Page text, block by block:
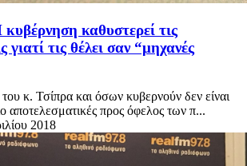
καθυστερεί τις
γιατί τις θέλει σαν “μηχανές
κ. Τσίπρα και όσων κυβερνούν δεν είναι
αποτελεσματικές προς όφελος των π...
2018